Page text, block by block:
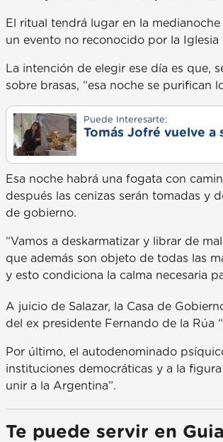
El ritual tendrá lugar en la
un evento no reconocido por la
La intención de elegir ese día es que,
sobre brasas, “esa noche se purifican
Puede Interesarte:
Tomás Jofré vuelve a
Esa noche habrá una fogata con
después las cenizas serán tomadas y
de gobierno.
“Vamos a deskarmatizar y librar de
que además son objeto de todas las
y esto condiciona la calma necesaria
A juicio de Salazar, la Casa de
del ex presidente Fernando de la Rúa
Por último, el autodenominado
instituciones democráticas y a la
unir a la Argentina”.
Te puede servir en